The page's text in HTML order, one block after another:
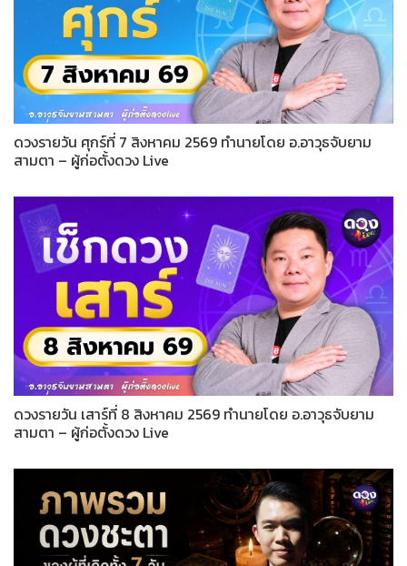
ดวงรายวัน ศุกร์ที่ 7 สิงหาคม 2569 ทำนายโดย อ.อาวุธจับยาม
สามตา – ผู้ก่อตั้งดวง Live
ดวงรายวัน เสาร์ที่ 8 สิงหาคม 2569 ทำนายโดย อ.อาวุธจับยาม
สามตา – ผู้ก่อตั้งดวง Live